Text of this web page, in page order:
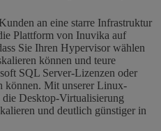
an eine starre Infrastruktur
Plattform von Inuvika auf
Sie Ihren Hypervisor wählen
können und teure
SQL Server-Lizenzen oder
können. Mit unserer Linux-
Desktop-Virtualisierung
und deutlich günstiger in